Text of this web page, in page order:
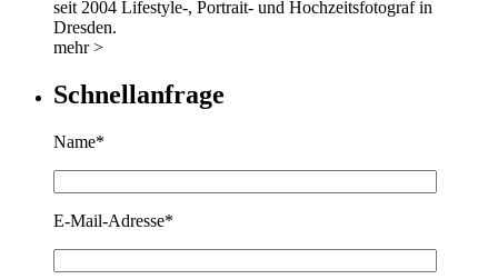
seit 2004 Lifestyle-, Portrait- und Hochzeitsfotograf in
Dresden.
mehr >
Schnellanfrage
Name*
E-Mail-Adresse*